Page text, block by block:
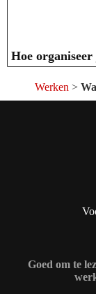
Hoe organiseer
Werken >
Goed om te